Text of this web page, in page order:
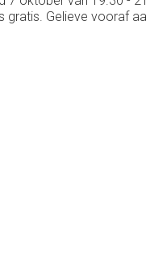
Gelieve vooraf